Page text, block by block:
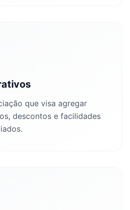
que visa agregar
descontos e facilidades